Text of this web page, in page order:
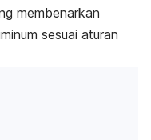
membenarkan
sesuai aturan